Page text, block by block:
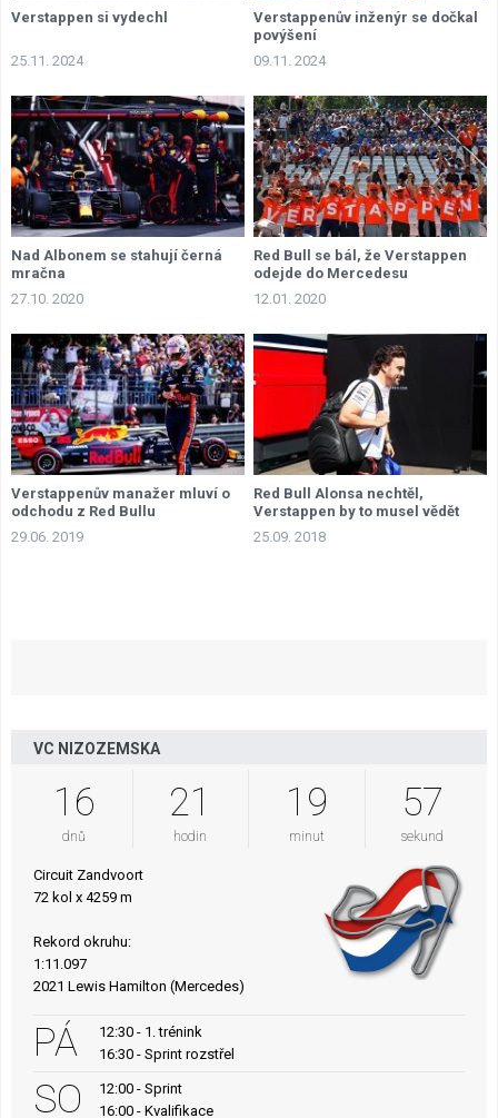
Verstappen si vydechl
25.11. 2024
Verstappenův inženýr se dočkal
povýšení
09.11. 2024
Nad Albonem se stahují černá
mračna
27.10. 2020
Red Bull se bál, že Verstappen
odejde do Mercedesu
12.01. 2020
Verstappenův manažer mluví o
odchodu z Red Bullu
29.06. 2019
Red Bull Alonsa nechtěl,
Verstappen by to musel vědět
25.09. 2018
VC NIZOZEMSKA
16
dnů
21
hodin
19
minut
56
sekund
Circuit Zandvoort
72 kol x 4259 m
Rekord okruhu:
1:11.097
2021 Lewis Hamilton (Mercedes)
PÁ
12:30 - 1. trénink
16:30 - Sprint rozstřel
SO
12:00 - Sprint
16:00 - Kvalifikace